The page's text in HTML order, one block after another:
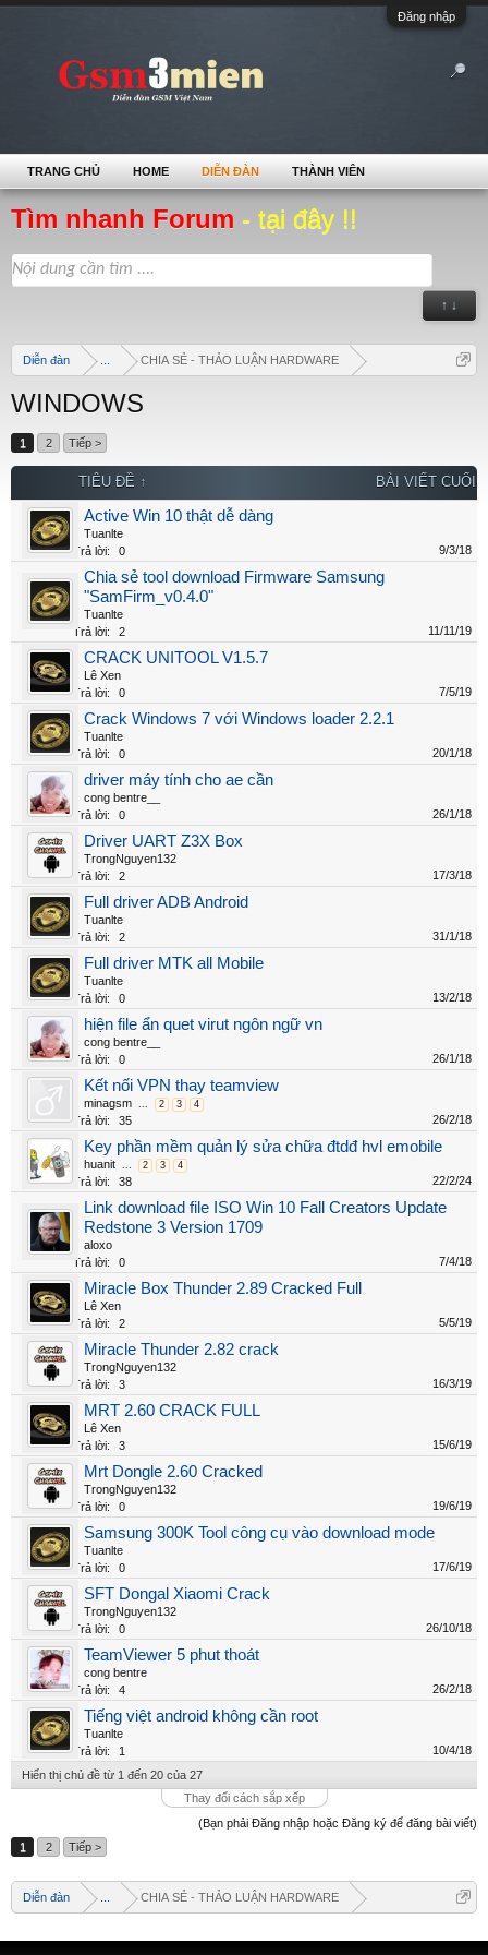
Đăng nhập
Tìm nhanh Forum - tại đây !!
↑ ↓
Diễn đàn CHIA SẺ - THẢO LUẬN HARDWARE
Welcome
+ Chào mừng bạn đến với diễn đàn thông tin
dịch vụ Việt Nam
+ Chúng tôi có tất cả các dịch vụ Online từ xa
qua Teamview - Active box , Dongle , Rom Test
mềm miễn phí
WINDOWS
1 2 Tiếp >
TIÊU ĐỀ ↑ BÀI VIẾT CUỐI
Active Win 10 thật dễ dàng
Tuanlte
Trả lời:
0 9/3/18
Chia sẻ tool download Firmware Samsung
"SamFirm_v0.4.0"
Tuanlte
Trả lời:
2 11/11/19
CRACK UNITOOL V1.5.7
Lê Xen
Trả lời:
0 7/5/19
Crack Windows 7 với Windows loader 2.2.1
Tuanlte
Trả lời:
0 20/1/18
driver máy tính cho ae cần
cong bentre__
Trả lời:
0 26/1/18
Driver UART Z3X Box
TrongNguyen132
Trả lời:
2 17/3/18
Full driver ADB Android
Tuanlte
Trả lời:
2 31/1/18
Full driver MTK all Mobile
Tuanlte
Trả lời:
0 13/2/18
hiện file ẩn quet virut ngôn ngữ vn
cong bentre__
Trả lời:
0 26/1/18
Kết nối VPN thay teamview
minagsm ... 2 3 4
Trả lời: 35 26/2/18
Key phần mềm quản lý sửa chữa đtdđ hvl emobile
huanit ... 2 3 4
Trả lời: 38 22/2/24
Link download file ISO Win 10 Fall Creators Update
Redstone 3 Version 1709
aloxo
Trả lời:
0 7/4/18
Miracle Box Thunder 2.89 Cracked Full
Lê Xen
Trả lời:
2 5/5/19
Miracle Thunder 2.82 crack
TrongNguyen132
Trả lời:
3 16/3/19
MRT 2.60 CRACK FULL
Lê Xen
Trả lời:
3 15/6/19
Mrt Dongle 2.60 Cracked
TrongNguyen132
Trả lời:
0 19/6/19
Samsung 300K Tool công cụ vào download mode
Tuanlte
Trả lời:
0 17/6/19
SFT Dongal Xiaomi Crack
TrongNguyen132
Trả lời:
0 26/10/18
TeamViewer 5 phut thoát
cong bentre
Trả lời:
4 26/2/18
Tiếng việt android không cần root
Tuanlte
Trả lời:
1
10/4/18
Hiển thị chủ đề từ 1 đến 20 của 27
Thay đổi cách sắp xếp
(Bạn phải Đăng nhập hoặc Đăng ký để đăng bài viết)
1
2 Tiếp >
Diễn đàn CHIA SẺ - THẢO LUẬN HARDWARE
TRANG CHỦ HOME DIỄN ĐÀN THÀNH VIÊN